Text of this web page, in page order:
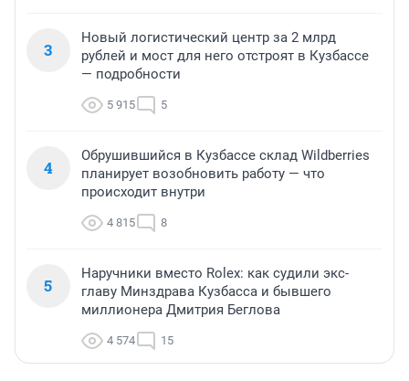
3
Новый логистический центр за 2 млрд
рублей и мост для него отстроят в Кузбассе
— подробности
5 915 5
4
Обрушившийся в Кузбассе склад Wildberries
планирует возобновить работу — что
происходит внутри
4 815 8
5
Наручники вместо Rolex: как судили экс-
главу Минздрава Кузбасса и бывшего
миллионера Дмитрия Беглова
4 574 15